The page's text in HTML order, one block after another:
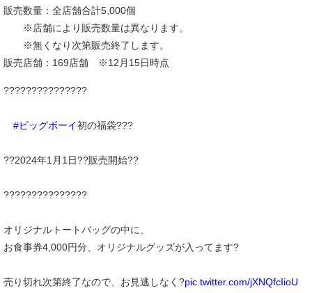
販売数量：全店舗合計5,000個
※店舗により販売数量は異なります。
※無くなり次第販売終了します。
販売店舗：169店舗 ※12月15日時点
???????????????
#ビッグボーイ初の福袋???
??2024年1月1日??販売開始??
???????????????
オリジナルトートバッグの中に、
お食事券4,000円分、オリジナルグッズが入ってます?
売り切れ次第終了なので、お見逃しなく?pic.twitter.com/jXNQfcIioU